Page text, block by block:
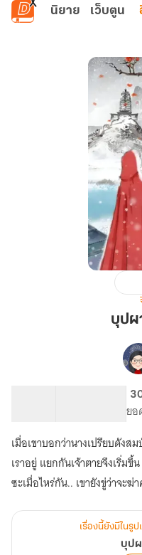
ข้ามไปยังเนื้อหาหลัก
นิยาย เว็บตูน
บุปผา
บุปผ
ยอ
เมื่อเขาบอกว่านางเปรียบดังส
เราอยู่ แยกกันเจ้าตายจึงเริ่ม
ซะเมื่อไหร่กัน.. เขายังขู่ว่าจะ
เรื่องนี้ยังมีในรู
บุป